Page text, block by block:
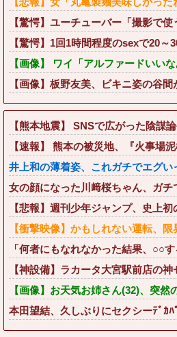
【驚愕】ユーチューバー「撮影で
【驚愕】1回1時間程度のsexで20～
【画像】 ワイ「アルファードいい
【画像】板野友美、ビキニ姿の谷
【熊本地震】 SNSで広がった陰謀
【速報】 熊本の被災地、『火事場
井上和の薄着姿、これガチでエグ
女の顔になった川﨑桜ちゃん、ガ
【悲報】週刊少年ジャンプ、史上
【衝撃映像】かもしれない運転、
「何者にもなれなかった結果、○○
【神設備】ラカータ大宮駅前店の
【画像】お天気お姉さん(32)、突然
本田望結、久しぶりにセクシーﾃﾞｶ